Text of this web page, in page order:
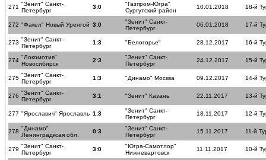
271 "Зенит" Санкт-
Петербург
3:0
"Газпром-Югра"
Сургутский район
10.01.2018 18-й
272 "Факел" Новый Уренгой 3:0
"Зенит" Санкт-
Петербург
06.01.2018 17-й
273 "Зенит" Санкт-
Петербург
1:3 "Белогорье" 28.12.2017 16-й
274 "Локомотив"
Новосибирск
2:3
"Зенит" Санкт-
Петербург
24.12.2017 15-й
275 "Зенит" Санкт-
Петербург
1:3 "Динамо" Москва 09.12.2017 14-й
276 "Зенит" Санкт-
Петербург
3:1 "Зенит" Казань 22.11.2017 13-й
277 "Ярославич" Ярославль 1:3
"Зенит" Санкт-
Петербург
18.11.2017 12-й
278 "Динамо"
Ленинградксая обл.
0:3
"Зенит" Санкт-
Петербург
15.11.2017 11-й
279 "Зенит" Санкт-
Петербург
3:0
"Югра-Самотлор"
Нижневартовск
11.11.2017 10-й